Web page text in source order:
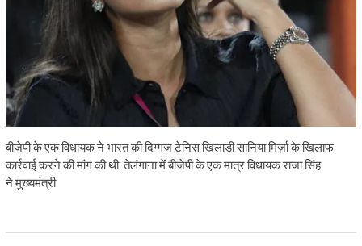
बीजेपी के एक विधायक ने भारत की दिग्गज टेनिस खिलाडी सानिया मिर्ज़ा के खिलाफ
कार्रवाई करने की मांग की थी. तेलंगाना में बीजेपी के एक मात्र विधायक राजा सिंह
ने मुख्यमंत्री